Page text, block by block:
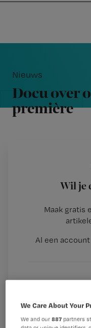
navigation
content
Nursing
Nieuws
Docu over
première
Wil je
Maak gratis
Al een
Wat
je
e-
We Care About Your
We and our887 partners